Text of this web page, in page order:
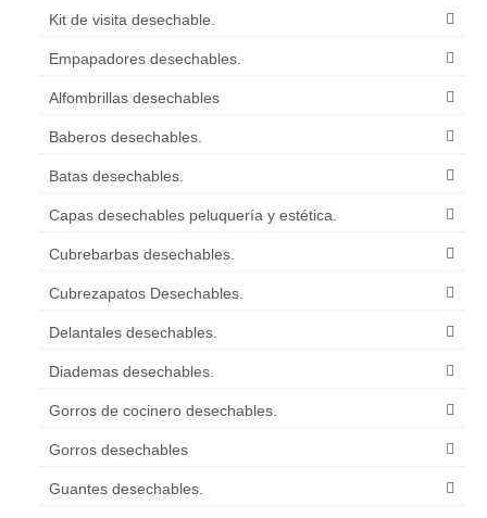
Kit de visita desechable.
Empapadores desechables.
Alfombrillas desechables
Baberos desechables.
Batas desechables.
Capas desechables peluquería y estética.
Cubrebarbas desechables.
Cubrezapatos Desechables.
Delantales desechables.
Diademas desechables.
Gorros de cocinero desechables.
Gorros desechables
Guantes desechables.